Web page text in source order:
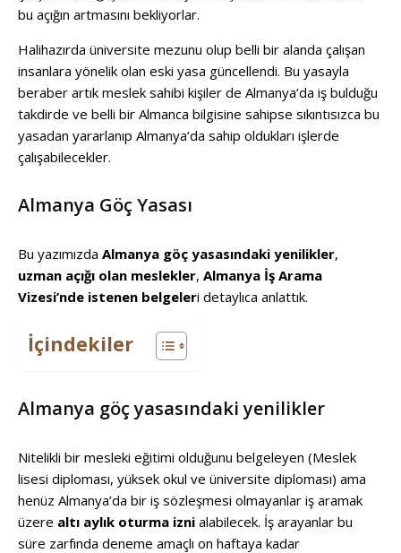
bu açığın artmasını bekliyorlar.
Halihazırda üniversite mezunu olup belli bir alanda çalışan
insanlara yönelik olan eski yasa güncellendi. Bu yasayla
beraber artık meslek sahibi kişiler de Almanya’da iş bulduğu
takdirde ve belli bir Almanca bilgisine sahipse sıkıntısızca bu
yasadan yararlanıp Almanya’da sahip oldukları işlerde
çalışabilecekler.
Almanya Göç Yasası
Bu yazımızda Almanya göç yasasındaki yenilikler,
uzman açığı olan meslekler, Almanya İş Arama
Vizesi’nde istenen belgeleri detaylıca anlattık.
İçindekiler
Almanya göç yasasındaki yenilikler
Nitelikli bir mesleki eğitimi olduğunu belgeleyen (Meslek
lisesi diploması, yüksek okul ve üniversite diploması) ama
henüz Almanya’da bir iş sözleşmesi olmayanlar iş aramak
üzere altı aylık oturma izni alabilecek. İş arayanlar bu
süre zarfında deneme amaçlı on haftaya kadar